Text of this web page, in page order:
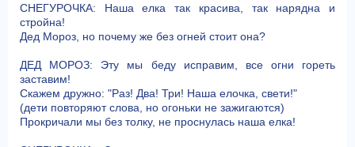
СНЕГУРОЧКА: Наша елка так красива, так нарядна и
стройна!
Дед Мороз, но почему же без огней стоит она?
ДЕД МОРОЗ: Эту мы беду исправим, все огни гореть
заставим!
Скажем дружно: "Раз! Два! Три! Наша елочка, свети!"
(дети повторяют слова, но огоньки не зажигаются)
Прокричали мы без толку, не проснулась наша елка!